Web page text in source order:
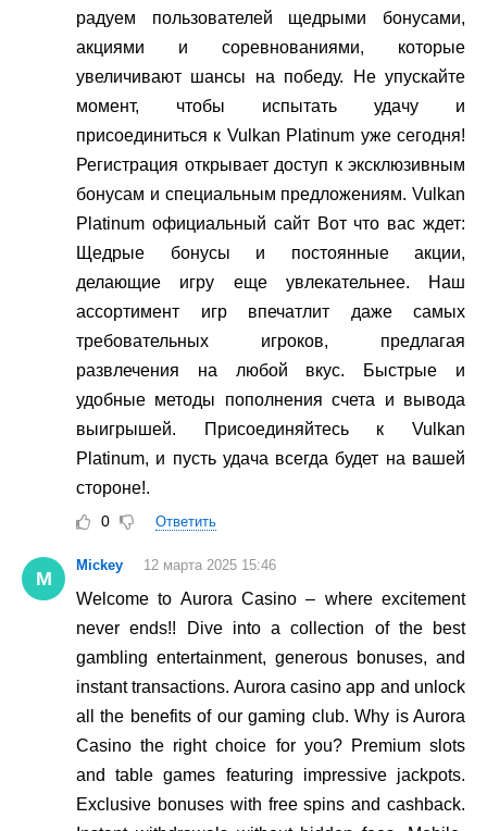
радуем пользователей щедрыми бонусами,
акциями и соревнованиями, которые
увеличивают шансы на победу. Не упускайте
момент, чтобы испытать удачу и
присоединиться к Vulkan Platinum уже сегодня!
Регистрация открывает доступ к эксклюзивным
бонусам и специальным предложениям. Vulkan
Platinum официальный сайт Вот что вас ждет:
Щедрые бонусы и постоянные акции,
делающие игру еще увлекательнее. Наш
ассортимент игр впечатлит даже самых
требовательных игроков, предлагая
развлечения на любой вкус. Быстрые и
удобные методы пополнения счета и вывода
выигрышей. Присоединяйтесь к Vulkan
Platinum, и пусть удача всегда будет на вашей
стороне!.
0 Ответить
M
Mickey 12 марта 2025 15:46
Welcome to Aurora Casino – where excitement
never ends!! Dive into a collection of the best
gambling entertainment, generous bonuses, and
instant transactions. Aurora casino app and unlock
all the benefits of our gaming club. Why is Aurora
Casino the right choice for you? Premium slots
and table games featuring impressive jackpots.
Exclusive bonuses with free spins and cashback.